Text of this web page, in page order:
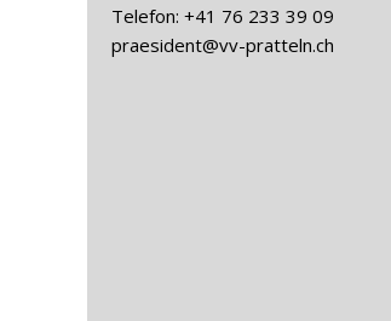
Telefon: +41 76 233 39 09
praesident@vv-pratteln.ch